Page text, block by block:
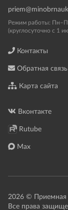
Режим работы:
(круглосуточно с 1
Контакты
Обратная связь
Карта сайта
Вконтакте
Rutube
Max
2026 © Приемная
Все права